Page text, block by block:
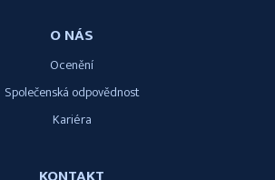
O NÁS
Ocenění
Společenská odpovědnost
Kariéra